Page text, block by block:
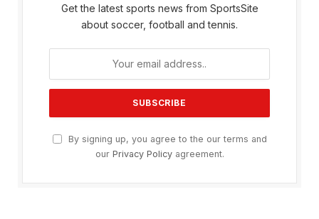
Get the latest sports news from SportsSite
about soccer, football and tennis.
By signing up, you agree to the our terms and
our Privacy Policyagreement.